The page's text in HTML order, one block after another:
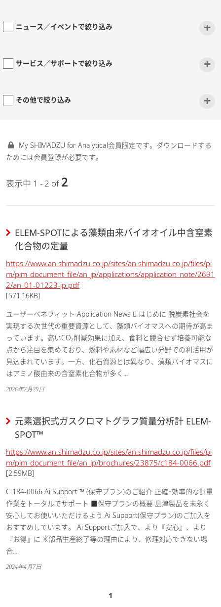
ニュース／イベントで絞り込み +
サービス／サポートで絞り込み +
その他で絞り込み +
My SHIMADZU for Analytical会員限定です。ダウンロードする
ためには会員登録が必要です。
表示中 1 - 2 of 2
ELEM-SPOTによる藻類由来バイオオイル中含窒素
化合物の定量
https://www.an.shimadzu.co.jp/sites/an.shimadzu.co.jp/files/pi
m/pim_document_file/an_jp/applications/application_note/2691
2/an_01-01223-jp.pdf
[571.16KB]
ユーザーベネフィット Application News  はじめに 脱炭素社会を
実現する次世代の重要資源として、藻類バイオマスへの期待が高ま
っています。高いCO₂削減効果に加え、食料と競合せず培養可能な
点から注目を集めており、燃料や素材など幅広い分野での利活用が
見込まれています。一方、化石資源とは異なり、藻類バイオマスに
はアミノ酸由来の含窒素化合物が多く...
2026年7月29日
元素選択式ガスクロマトグラフ質量分析計 ELEM-
SPOT™
https://www.an.shimadzu.co.jp/sites/an.shimadzu.co.jp/files/pi
m/pim_document_file/an_jp/brochures/23875/c184-0066.pdf
[2.59MB]
C 184-0066 Ai Support ™ (保守プラン)のご紹介 正確･効率的な計量
作業をトータルでサポート ■保守プランの概要 島津製品を末永く
安心してお使いいただけるよう Ai Support(保守プラン)のご加入を
おすすめしています。 Ai Supportご加入で、より『安心』、より
『お得』に ※部品生産終了等の理由により、修理対応できない場
合...
2024年4月7日
1